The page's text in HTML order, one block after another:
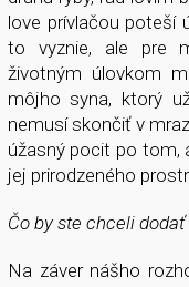
love prívlačou poteší
to vyznie, ale pre
životným úlovkom
môjho syna, ktorý
nemusí skončiť v
úžasný pocit po tom,
jej prirodzeného
Čo by ste chceli
Na záver nášho